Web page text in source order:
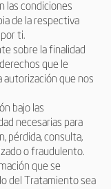
las condiciones
de la respectiva
ti.
sobre la finalidad
que le
que nos
bajo las
necesarias para
pérdida, consulta,
o fraudulento.
que se
del Tratamiento sea